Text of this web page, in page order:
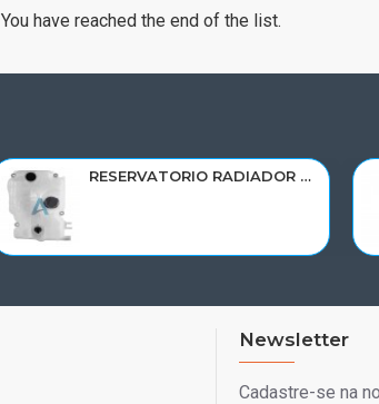
You have reached the end of the list.
RESERVATORIO RADIADOR AGUA SCANIA 124 NTG P/G/R/S/XT 2019> 2545033/RP082
Newsletter
Cadastre-se na